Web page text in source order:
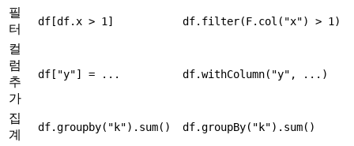
필
터
df[df.x > 1] df.filter(F.col("x") > 1)
컬
럼
추
가
df["y"] = ... df.withColumn("y", ...)
집
계
df.groupby("k").sum() df.groupBy("k").sum()